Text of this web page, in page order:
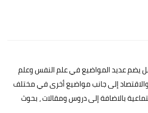
يضم عديد المواضيع في علم النفس وعلم
والاقتصاد إلى جانب مواضيع أخرى في مختلف
بالاضافة إلى دروس ومقالات ، بحوث